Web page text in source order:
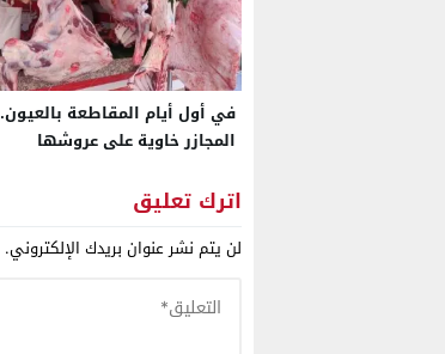
في أول أيام المقاطعة بالعيون.
المجازر خاوية على عروشها
اترك تعليق
لن يتم نشر عنوان بريدك الإلكتروني.